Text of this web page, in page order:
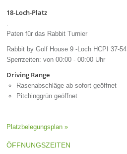
18-Loch-Platz
Paten für das Rabbit Turnier
Rabbit by Golf House 9 -Loch HCPI 37-54
Sperrzeiten: von 00:00 - 00:00 Uhr
Driving Range
Rasenabschläge ab sofort geöffnet
Pitchinggrün geöffnet
Platzbelegungsplan »
ÖFFNUNGSZEITEN